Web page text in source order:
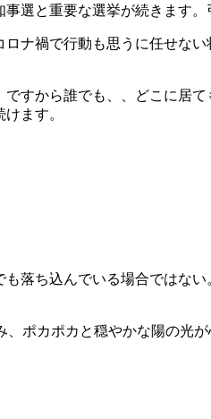
選と重要な選挙が続きます。
ナ禍で行動も思うに任せな
すから誰でも、、どこに居
ます。
落ち込んでいる場合ではな
ポカポカと穏やかな陽の光が